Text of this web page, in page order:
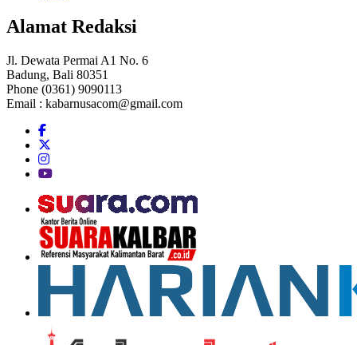
Alamat Redaksi
Jl. Dewata Permai A1 No. 6
Badung, Bali 80351
Phone (0361) 9090113
Email : kabarnusacom@gmail.com